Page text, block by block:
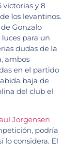
victorias y 8
los levantinos.
Gonzalo
para un
dudas de la
ambos
en el partido
baja de
del club el
Jorgensen
podría
lo considera. El